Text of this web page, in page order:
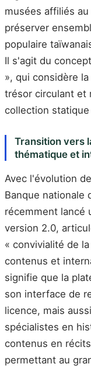
musées affiliés
préserver
populaire
Il s'agit du
», qui considère
trésor circulant et
collection
Transition vers
thématique et
Avec l'évolution
Banque nationale
récemment lancé
version 2.0,
« convivialité de
contenus et
signifie que la
son interface de
licence, mais
spécialistes en
contenus en
permettant au